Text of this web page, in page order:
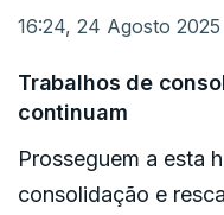
16:24, 24 Agosto 2025
Trabalhos de
continuam
Prosseguem a esta
consolidação e